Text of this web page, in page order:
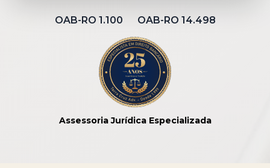
OAB-RO 1.100 OAB-RO 14.498
Assessoria Jurídica Especializada